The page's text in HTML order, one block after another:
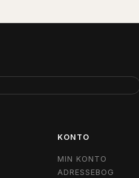
KONTO
MIN KONTO
ADRESSEBOG